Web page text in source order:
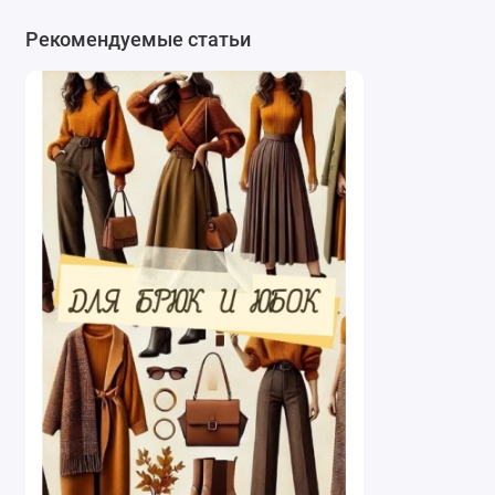
которые станут ярким акцентом в casual-
образе. Эластичность ткани обеспечит
идеальную посадку и комфорт. Также отлично
будут смотреться кюлоты, палаццо или
классические прямые брюки для смелых
городских луков.
Юбки. Ткань прекрасно подходит для пошива
юбок-карандашей, прямых или расклешенных
моделей midi-длины. Плотный вельвет держит
форму, поэтому юбка будет выглядеть
безупречно. Можно создать и более сложные
модели, например, юбку с запахом или со
складками.
Жакеты и пиджаки. Несмотря на указанное
назначение, плотность и фактура материала
Рекомендуемые статьи